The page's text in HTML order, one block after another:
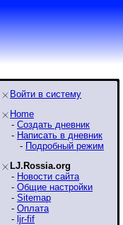
Войти в систему
Home
- Создать дневник
- Написать в дневник
- Подробный режим
LJ.Rossia.org
- Новости сайта
- Общие настройки
- Sitemap
- Оплата
- ljr-fif